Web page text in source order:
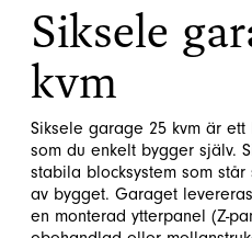
Siksele
kvm
Siksele garage 25 kvm är
som du enkelt bygger själv.
stabila blocksystem som
av bygget. Garaget
en monterad ytterpanel (Z-